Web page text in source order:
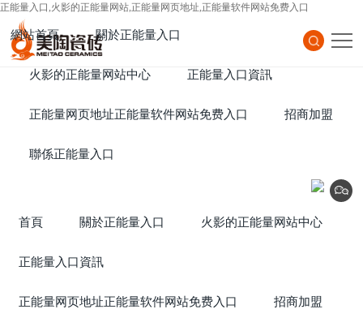
正能量入口,火影的正能量网站,正能量网页地址,正能量软件网站免费入口
網站首頁
Home
關於正能量入口
About Us
火影的正能量网站中心
Products
正能量入口資訊
News
正能量网页地址正能量软件网站免费入口
Project
招商加盟
聯係正能量入口
首頁 關於正能量入口 火影的正能量网站中心
正能量入口資訊
正能量网页地址正能量软件网站免费入口 招商加盟